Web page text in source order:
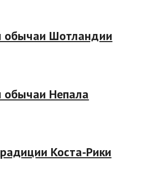
обычаи Шотландии
обычаи Непала
Коста-Рики